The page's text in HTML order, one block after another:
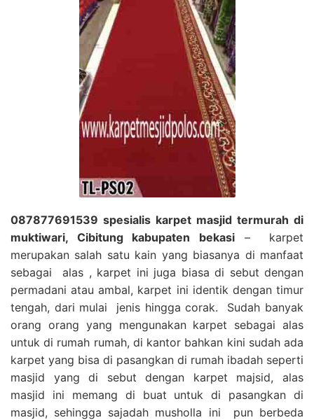
087877691539 spesialis karpet masjid termurah di
muktiwari, Cibitung kabupaten bekasi – karpet
merupakan salah satu kain yang biasanya di manfaat
sebagai alas , karpet ini juga biasa di sebut dengan
permadani atau ambal, karpet ini identik dengan timur
tengah, dari mulai jenis hingga corak. Sudah banyak
orang orang yang mengunakan karpet sebagai alas
untuk di rumah rumah, di kantor bahkan kini sudah ada
karpet yang bisa di pasangkan di rumah ibadah seperti
masjid yang di sebut dengan karpet majsid, alas
masjid ini memang di buat untuk di pasangkan di
masjid, sehingga sajadah musholla ini pun berbeda